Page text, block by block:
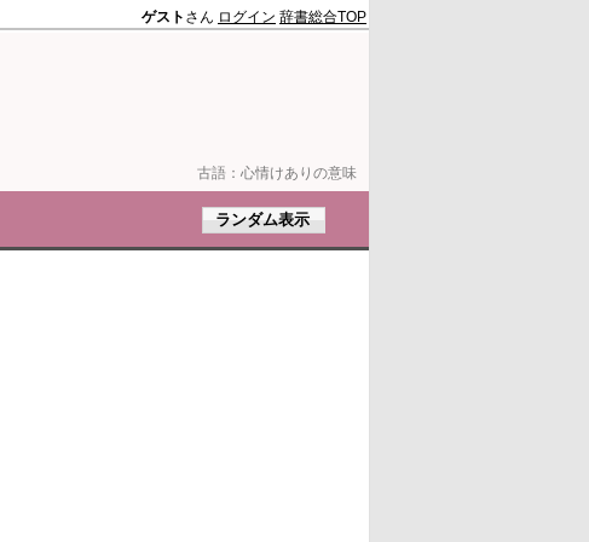
古語： 心情けありの意味
ゲスト さん ログイン 辞書総合TOP